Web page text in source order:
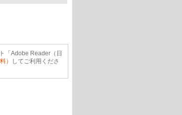
「Adobe Reader（日
）
してご利用くださ